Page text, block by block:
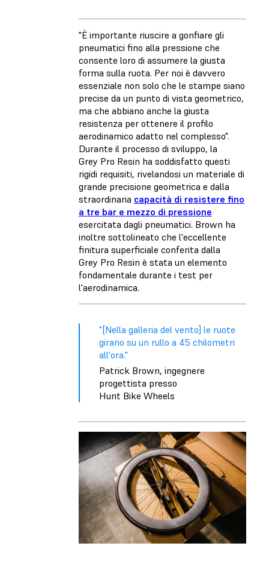
"È importante riuscire a gonfiare gli
pneumatici fino alla pressione che
consente loro di assumere la giusta
forma sulla ruota. Per noi è davvero
essenziale non solo che le stampe siano
precise da un punto di vista geometrico,
ma che abbiano anche la giusta
resistenza per ottenere il profilo
aerodinamico adatto nel complesso".
Durante il processo di sviluppo, la
Grey Pro Resin ha soddisfatto questi
rigidi requisiti, rivelandosi un materiale di
grande precisione geometrica e dalla
straordinaria capacità di resistere fino
a tre bar e mezzo di pressione
esercitata dagli pneumatici. Brown ha
inoltre sottolineato che l'eccellente
finitura superficiale conferita dalla
Grey Pro Resin è stata un elemento
fondamentale durante i test per
l'aerodinamica.
"[Nella galleria del vento] le ruote
girano su un rullo a 45 chilometri
all'ora."
Patrick Brown, ingegnere
progettista presso
Hunt Bike Wheels